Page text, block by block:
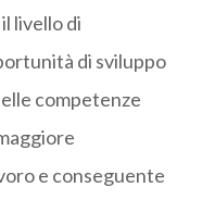
livello di
di sviluppo
competenze
e conseguente